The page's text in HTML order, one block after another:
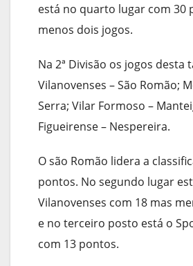
está no quarto lugar com 30
menos dois jogos.
Na 2ª Divisão os jogos desta
Vilanovenses – São Romão;
Serra; Vilar Formoso –
Figueirense – Nespereira.
O são Romão lidera a
pontos. No segundo lugar
Vilanovenses com 18 mas
e no terceiro posto está o
com 13 pontos.